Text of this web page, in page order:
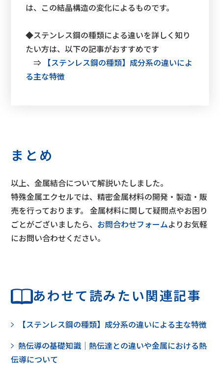
は、この結晶構造の変化によるものです。
◆ステンレス鋼の種類による違いを詳しく知り
たい方は、以下の記事がおすすめです
⇒ 【ステンレス鋼の種類】成分系の違いによ
る主な特徴
まとめ
以上、金属結合について解説いたしました。
特殊金属エクセルでは、精密金属材料の開発・製造・販
売を行っております。 金属材料に関して疑問点やお困り
ごとがございましたら、 お問合わせフォームよりお気軽
にお問い合わせください。
あわせて読みたい関連記事
【ステンレス鋼の種類】成分系の違いによる主な特徴
熱伝導の基礎知識│熱伝達との違いや金属における熱
伝導について